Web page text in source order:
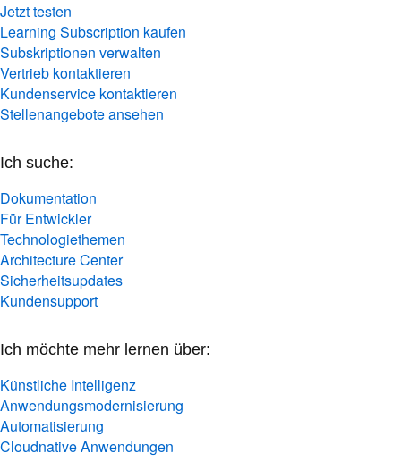
Jetzt testen
Learning Subscription kaufen
Subskriptionen verwalten
Vertrieb kontaktieren
Kundenservice kontaktieren
Stellenangebote ansehen
Ich suche:
Dokumentation
Für Entwickler
Technologiethemen
Architecture Center
Sicherheitsupdates
Kundensupport
Ich möchte mehr lernen über:
Künstliche Intelligenz
Anwendungsmodernisierung
Automatisierung
Cloudnative Anwendungen